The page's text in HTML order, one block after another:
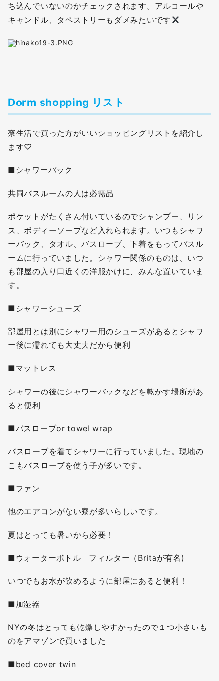
ち込んでいないのかチェックされます。アルコールや
キャンドル、タペストリーもダメみたいです
Dorm shopping リスト
寮生活で買った方がいいショッピングリストを紹介し
ます♡
■シャワーバック
共同バスルームの人は必需品
ポケットがたくさん付いているのでシャンプー、リン
ス、ボディーソープなど入れられます。いつもシャワ
ーバック、タオル、バスローブ、下着をもってバスル
ームに行っていました。シャワー関係のものは、いつ
も部屋の入り口近くの洋服かけに、みんな置いていま
す。
■シャワーシューズ
部屋用とは別にシャワー用のシューズがあるとシャワ
ー後に濡れても大丈夫だから便利
■マットレス
シャワーの後にシャワーバックなどを乾かす場所があ
ると便利
■バスローブor towel wrap
バスローブを着てシャワーに行っていました。現地の
こもバスローブを使う子が多いです。
■ファン
他のエアコンがない寮が多いらしいです。
夏はとっても暑いから必要！
■ウォーターボトル フィルター（Britaが有名)
いつでもお水が飲めるように部屋にあると便利！
■加湿器
NYの冬はとっても乾燥しやすかったので１つ小さいも
のをアマゾンで買いました
■bed cover twin